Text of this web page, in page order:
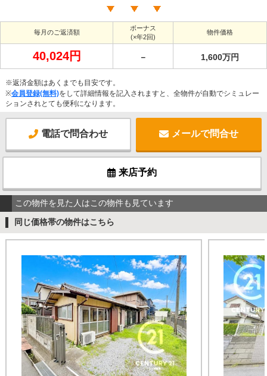
毎月のご返済額
ボーナス
(×年2回)
物件価格
40,024円 － 1,600万円
※返済金額はあくまでも目安です。
※会員登録(無料)をして詳細情報を記入されますと、全物件が自動でシミュレー
ションされとても便利になります。
電話で問合わせ メールで問合せ
来店予約
この物件を見た人はこの物件も見ています
同じ価格帯の物件はこちら